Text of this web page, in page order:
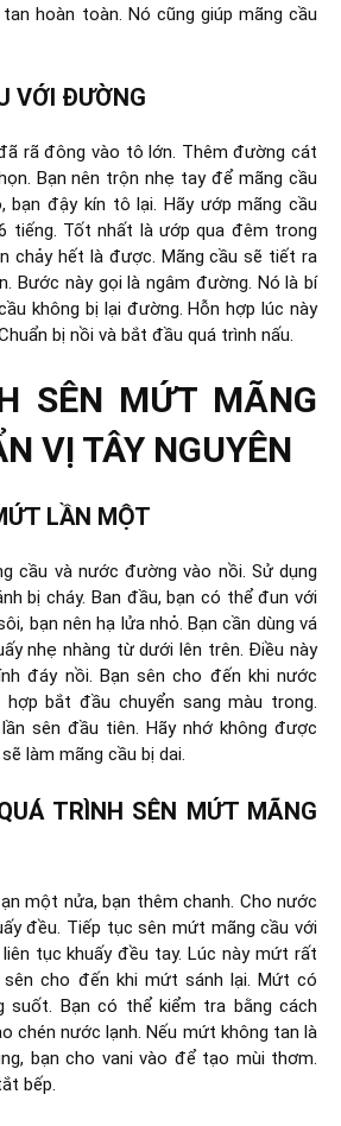
hoàn toàn. Nó cũng giúp mãng cầu
VỚI ĐƯỜNG
rã đông vào tô lớn. Thêm đường cát
Bạn nên trộn nhẹ tay để mãng cầu
bạn đậy kín tô lại. Hãy ướp mãng cầu
tiếng. Tốt nhất là ướp qua đêm trong
chảy hết là được. Mãng cầu sẽ tiết ra
Bước này gọi là ngâm đường. Nó là bí
không bị lại đường. Hỗn hợp lúc này
bị nồi và bắt đầu quá trình nấu.
SÊN MỨT MÃNG
VỊ TÂY NGUYÊN
LẦN MỘT
cầu và nước đường vào nồi. Sử dụng
bị cháy. Ban đầu, bạn có thể đun với
bạn nên hạ lửa nhỏ. Bạn cần dùng vá
nhẹ nhàng từ dưới lên trên. Điều này
đáy nồi. Bạn sên cho đến khi nước
bắt đầu chuyển sang màu trong.
sên đầu tiên. Hãy nhớ không được
làm mãng cầu bị dai.
TRÌNH SÊN MỨT MÃNG
một nửa, bạn thêm chanh. Cho nước
đều. Tiếp tục sên mứt mãng cầu với
tục khuấy đều tay. Lúc này mứt rất
sên cho đến khi mứt sánh lại. Mứt có
suốt. Bạn có thể kiểm tra bằng cách
chén nước lạnh. Nếu mứt không tan là
bạn cho vani vào để tạo mùi thơm.
bếp.